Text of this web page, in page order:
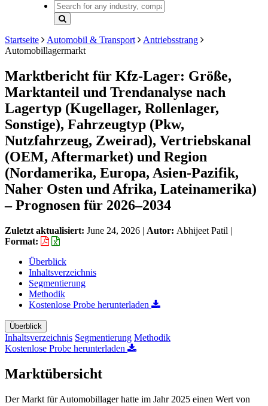
Startseite Automobil & Transport
Antriebsstrang
Automobillagermarkt
Marktbericht für Kfz-Lager: Größe,
Marktanteil und Trendanalyse nach
Lagertyp (Kugellager, Rollenlager,
Sonstige), Fahrzeugtyp (Pkw,
Nutzfahrzeug, Zweirad), Vertriebskanal
(OEM, Aftermarket) und Region
(Nordamerika, Europa, Asien-Pazifik,
Naher Osten und Afrika, Lateinamerika)
– Prognosen für 2026–2034
Zuletzt aktualisiert: June 24, 2026 | Autor: Abhijeet Patil |
Format:
Überblick
Inhaltsverzeichnis
Segmentierung
Methodik
Kostenlose Probe herunterladen
Überblick
Inhaltsverzeichnis Segmentierung Methodik
Kostenlose Probe herunterladen
Marktübersicht
Der Markt für Automobillager hatte im Jahr 2025 einen Wert von